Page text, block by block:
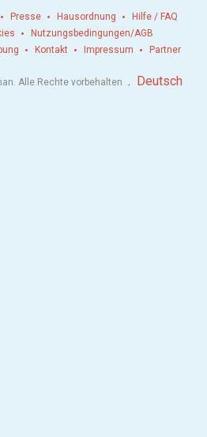
Presse Hausordnung
Hilfe / FAQ
Nutzungsbedingungen/AGB
Kontakt Impressum Partner
Alle Rechte vorbehalten . Deutsch